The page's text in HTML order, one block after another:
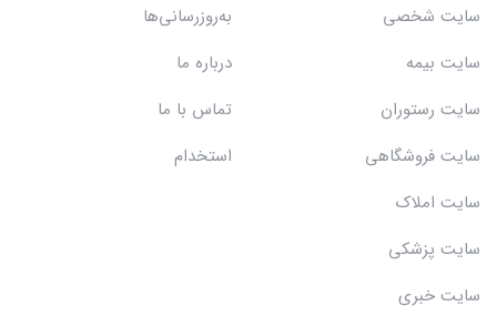
سایت شخصی
سایت بیمه
سایت رستوران
سایت فروشگاهی
سایت املاک
سایت پزشکی
سایت خبری
به‌روزرسانی‌ها
درباره ما
تماس با ما
استخدام